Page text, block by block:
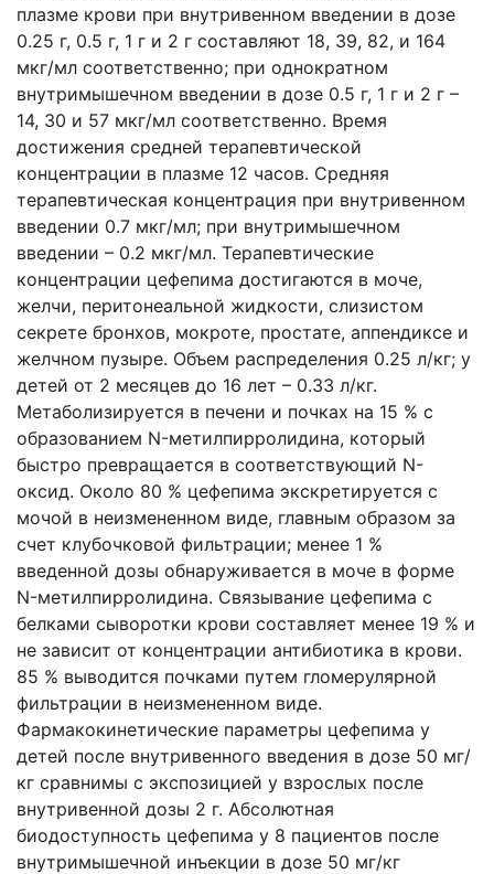
плазме крови при внутривенном введении в дозе
0.25 г, 0.5 г, 1 г и 2 г составляют 18, 39, 82, и 164
мкг/мл соответственно; при однократном
внутримышечном введении в дозе 0.5 г, 1 г и 2 г –
14, 30 и 57 мкг/мл соответственно. Время
достижения средней терапевтической
концентрации в плазме 12 часов. Средняя
терапевтическая концентрация при внутривенном
введении 0.7 мкг/мл; при внутримышечном
введении – 0.2 мкг/мл. Терапевтические
концентрации цефепима достигаются в моче,
желчи, перитонеальной жидкости, слизистом
секрете бронхов, мокроте, простате, аппендиксе и
желчном пузыре. Объем распределения 0.25 л/кг; у
детей от 2 месяцев до 16 лет – 0.33 л/кг.
Метаболизируется в печени и почках на 15 % с
образованием N-метилпирролидина, который
быстро превращается в соответствующий N-
оксид. Около 80 % цефепима экскретируется с
мочой в неизмененном виде, главным образом за
счет клубочковой фильтрации; менее 1 %
введенной дозы обнаруживается в моче в форме
N-метилпирролидина. Связывание цефепима с
белками сыворотки крови составляет менее 19 % и
не зависит от концентрации антибиотика в крови.
85 % выводится почками путем гломерулярной
фильтрации в неизмененном виде.
Фармакокинетические параметры цефепима у
детей после внутривенного введения в дозе 50 мг/
кг сравнимы с экспозицией у взрослых после
внутривенной дозы 2 г. Абсолютная
биодоступность цефепима у 8 пациентов после
внутримышечной инъекции в дозе 50 мг/кг